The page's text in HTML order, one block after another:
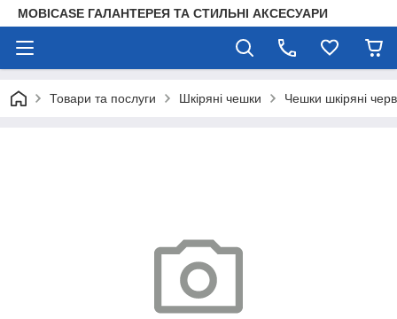
MOBICASE ГАЛАНТЕРЕЯ ТА СТИЛЬНІ АКСЕСУАРИ
Товари та послуги Шкіряні чешки Чешки шкіряні